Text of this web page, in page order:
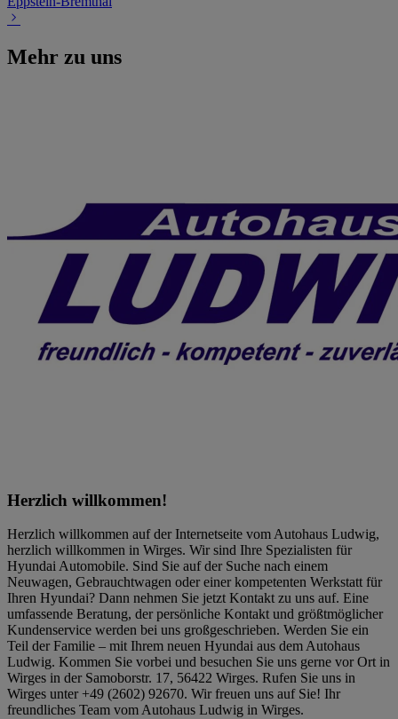
Mehr zu uns
Herzlich willkommen!
Herzlich willkommen auf der Internetseite vom Autohaus Ludwig,
herzlich willkommen in Wirges. Wir sind Ihre Spezialisten für
Hyundai Automobile. Sind Sie auf der Suche nach einem
Neuwagen, Gebrauchtwagen oder einer kompetenten Werkstatt für
Ihren Hyundai? Dann nehmen Sie jetzt Kontakt zu uns auf. Eine
umfassende Beratung, der persönliche Kontakt und größtmöglicher
Kundenservice werden bei uns großgeschrieben. Werden Sie ein
Teil der Familie – mit Ihrem neuen Hyundai aus dem Autohaus
Ludwig. Kommen Sie vorbei und besuchen Sie uns gerne vor Ort in
Wirges in der Samoborstr. 17, 56422 Wirges. Rufen Sie uns in
Wirges unter +49 (2602) 92670. Wir freuen uns auf Sie! Ihr
freundliches Team vom Autohaus Ludwig in Wirges.